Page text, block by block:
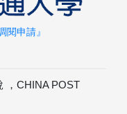
，CHINA POST
閱申請』